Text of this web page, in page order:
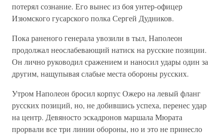
потерял сознание. Его вынес из боя унтер-офицер
Изюмского гусарского полка Сергей Дудников.
Пока раненого генерала увозили в тыл, Наполеон
продолжал неослабевающий натиск на русские позиции.
Он лично руководил сражением и наносил удары один за
другим, нащупывая слабые места обороны русских.
Утром Наполеон бросил корпус Ожеро на левый фланг
русских позиций, но, не добившись успеха, перенес удар
на центр. Девяносто эскадронов маршала Мюрата
прорвали все три линии обороны, но и это не принесло